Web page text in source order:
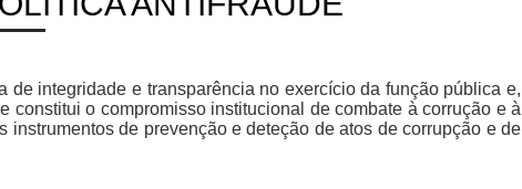
integridade e transparência no exercício da função pública e,
o compromisso institucional de combate à corrução e à
de prevenção e deteção de atos de corrupção e de